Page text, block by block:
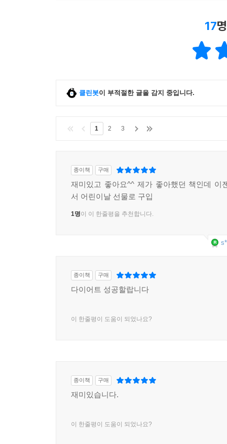
17
클린봇이 부적절한 글을 감지 중입니다.
1 2 3
종이책 구매
재미있고 좋아요^^ 제가 좋아했던 책인데 이
서 어린이날 선물로 구입
1명이 이 한줄평을 추천합니다.
종이책 구매
다이어트 성공할랍니다
이 한줄평이 도움이 되었나요?
종이책 구매
재미있습니다.
이 한줄평이 도움이 되었나요?